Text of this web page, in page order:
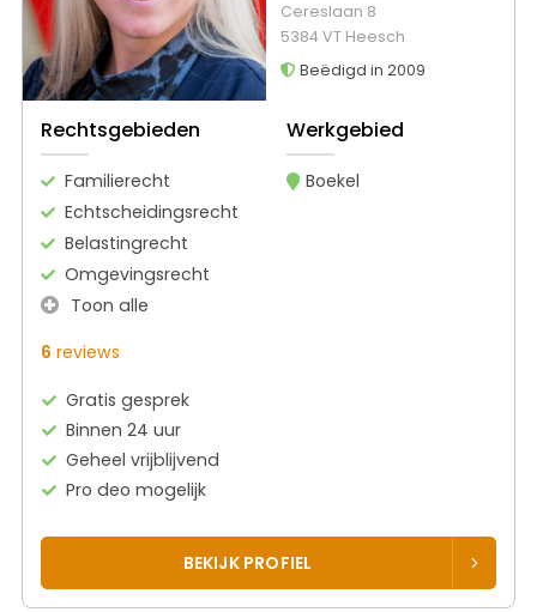
Cereslaan 8
5384 VT Heesch
Beëdigd in 2009
Rechtsgebieden
Familierecht
Echtscheidingsrecht
Belastingrecht
Omgevingsrecht
Toon alle
Werkgebied
Boekel
6 reviews
Gratis gesprek
Binnen 24 uur
Geheel vrijblijvend
Pro deo mogelijk
BEKIJK PROFIEL